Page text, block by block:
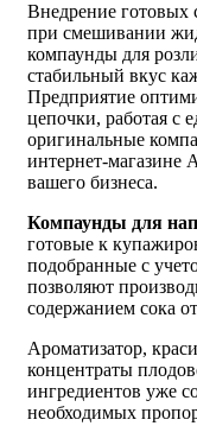
Внедрение готовых
при смешивании
компаунды для
стабильный вкус
Предприятие
цепочки, работая с
оригинальные
интернет-магазине
вашего бизнеса.
Компаунды для
готовые к
подобранные с
позволяют
содержанием сока
Ароматизатор,
концентраты
ингредиентов уже
необходимых